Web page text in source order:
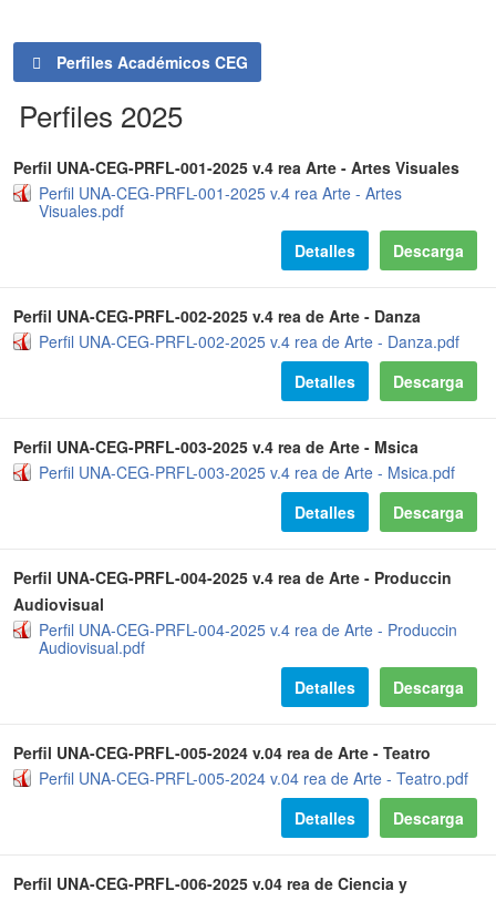
Perfiles Académicos CEG
Perfiles 2025
Perfil UNA-CEG-PRFL-001-2025 v.4 rea Arte - Artes Visuales
Perfil UNA-CEG-PRFL-001-2025 v.4 rea Arte - Artes
Visuales.pdf
Descarga
Detalles
Perfil UNA-CEG-PRFL-002-2025 v.4 rea de Arte - Danza
Perfil UNA-CEG-PRFL-002-2025 v.4 rea de Arte - Danza.pdf
Descarga
Detalles
Perfil UNA-CEG-PRFL-003-2025 v.4 rea de Arte - Msica
Perfil UNA-CEG-PRFL-003-2025 v.4 rea de Arte - Msica.pdf
Descarga
Detalles
Perfil UNA-CEG-PRFL-004-2025 v.4 rea de Arte - Produccin
Audiovisual
Perfil UNA-CEG-PRFL-004-2025 v.4 rea de Arte - Produccin
Audiovisual.pdf
Descarga
Detalles
Perfil UNA-CEG-PRFL-005-2024 v.04 rea de Arte - Teatro
Perfil UNA-CEG-PRFL-005-2024 v.04 rea de Arte - Teatro.pdf
Descarga
Detalles
Perfil UNA-CEG-PRFL-006-2025 v.04 rea de Ciencia y